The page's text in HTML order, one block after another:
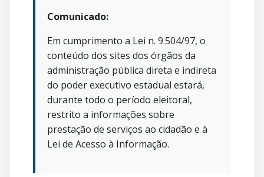
Comunicado:
Em cumprimento a Lei n. 9.504/97, o
conteúdo dos sites dos órgãos da
administração pública direta e indireta
do poder executivo estadual estará,
durante todo o período eleitoral,
restrito a informações sobre
prestação de serviços ao cidadão e à
Lei de Acesso à Informação.